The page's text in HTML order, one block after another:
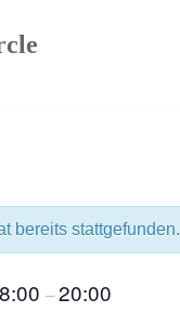
bereits stattgefunden.
–20:00